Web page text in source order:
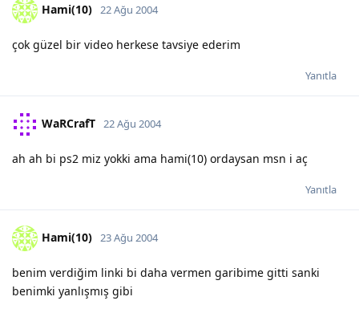
Hami(10) 22 Ağu 2004
çok güzel bir video herkese tavsiye ederim
Yanıtla
WaRCrafT 22 Ağu 2004
ah ah bi ps2 miz yokki ama hami(10) ordaysan msn i aç
Yanıtla
Hami(10) 23 Ağu 2004
benim verdiğim linki bi daha vermen garibime gitti sanki
benimki yanlışmış gibi